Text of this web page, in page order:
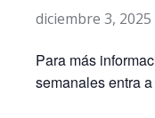
diciembre 3, 2025
Para más
semanales entra